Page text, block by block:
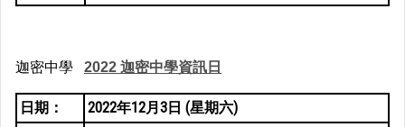
迦密中學 2022 迦密中學資訊日
日期： 2022年12月3日 (星期六)